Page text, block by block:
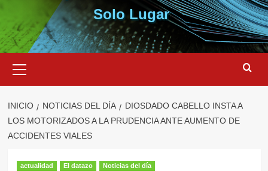
Solo Lugar
primario
INICIO NOTICIAS DEL DÍA
DIOSDADO CABELLO INSTA A
LOS MOTORIZADOS A LA PRUDENCIA ANTE AUMENTO DE
ACCIDENTES VIALES
actualidad El datazo Noticias del día